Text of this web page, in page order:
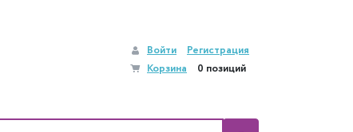
Войти
Регистрация
Корзина
0 позиций